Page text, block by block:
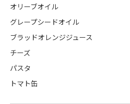
オリーブオイル
グレープシードオイル
ブラッドオレンジジュース
チーズ
パスタ
トマト缶